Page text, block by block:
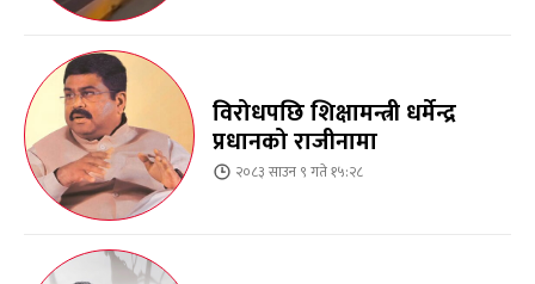
विरोधपछि शिक्षामन्त्री धर्मेन्द्र
प्रधानको राजीनामा
२०८३ साउन ९ गते १५:२८